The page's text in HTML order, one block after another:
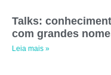
Talks:
com grandes
Leia mais »